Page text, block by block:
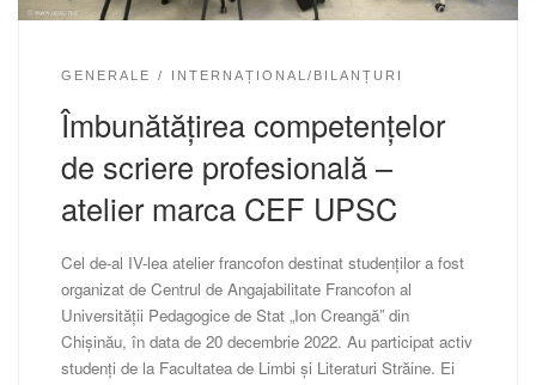
GENERALE INTERNAȚIONAL/BILANȚURI
Îmbunătățirea competențelor
de scriere profesională –
atelier marca CEF UPSC
Cel de-al IV-lea atelier francofon destinat studenților a fost
organizat de Centrul de Angajabilitate Francofon al
Universității Pedagogice de Stat „Ion Creangă” din
Chișinău, în data de 20 decembrie 2022. Au participat activ
studenți de la Facultatea de Limbi și Literaturi Străine. Ei